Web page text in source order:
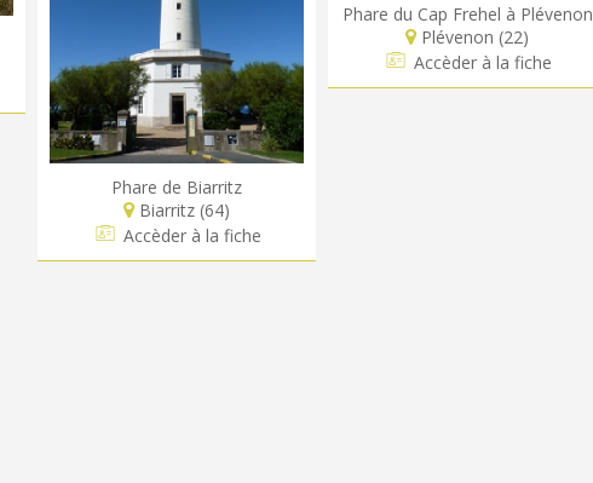
Phare de Biarritz
Biarritz (64)
Accèder à la fiche
Phare du Cap Frehel à Plévenon
Plévenon (22)
Accèder à la fiche